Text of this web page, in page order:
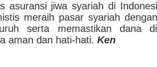
asuransi jiwa syariah di
meraih pasar syariah
serta memastikan dana
aman dan hati-hati. Ken